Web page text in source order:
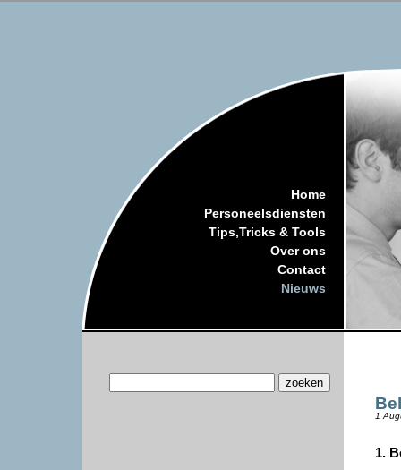
Home
Personeelsdiensten
Tips,Tricks & Tools
Over ons
Contact
Nieuws
1
1.